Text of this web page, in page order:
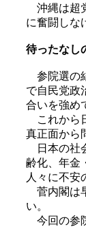
沖縄は超
に奮闘しな
待ったなし
参院選の
で自民党政
合いを強め
これから
真正面から
日本の社
齢化、年金
人々に不安
菅内閣は
い。
今回の参